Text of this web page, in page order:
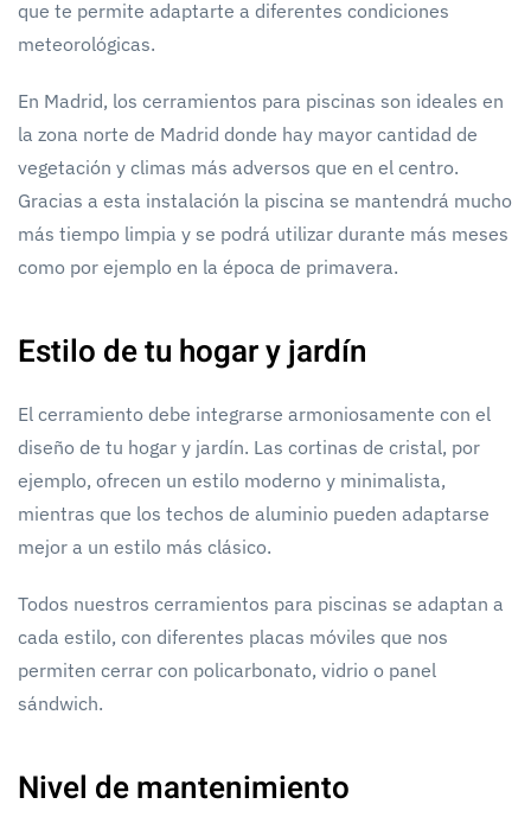
que te permite adaptarte a diferentes condiciones
meteorológicas.
En Madrid, los cerramientos para piscinas son ideales en
la zona norte de Madrid donde hay mayor cantidad de
vegetación y climas más adversos que en el centro.
Gracias a esta instalación la piscina se mantendrá mucho
más tiempo limpia y se podrá utilizar durante más meses
como por ejemplo en la época de primavera.
Estilo de tu hogar y jardín
El cerramiento debe integrarse armoniosamente con el
diseño de tu hogar y jardín. Las cortinas de cristal, por
ejemplo, ofrecen un estilo moderno y minimalista,
mientras que los techos de aluminio pueden adaptarse
mejor a un estilo más clásico.
Todos nuestros cerramientos para piscinas se adaptan a
cada estilo, con diferentes placas móviles que nos
permiten cerrar con policarbonato, vidrio o panel
sándwich.
Nivel de mantenimiento